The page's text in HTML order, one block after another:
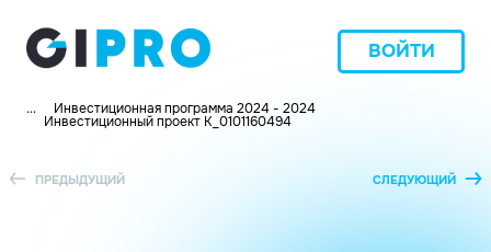
ВОЙТИ
... Инвестиционная программа 2024 - 2024
Инвестиционный проект K_0101160494
ПРЕДЫДУЩИЙ СЛЕДУЮЩИЙ